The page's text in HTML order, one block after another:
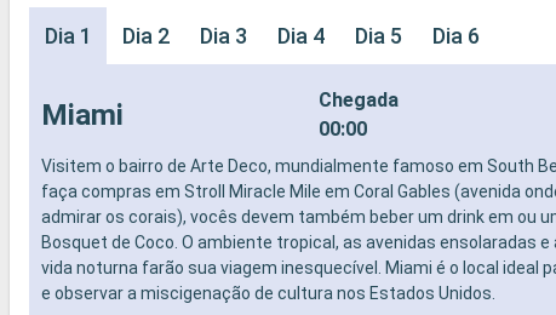
Dia 1 Dia 2 Dia 3 Dia 4 Dia 5 Dia 6
Miami
Chegada
00:00
Visitem o bairro de Arte Deco, mundialmente famoso em South
faça compras em Stroll Miracle Mile em Coral Gables (avenida
admirar os corais), vocês devem também beber um drink em ou
Bosquet de Coco. O ambiente tropical, as avenidas ensolaradas e
vida noturna farão sua viagem inesquecível. Miami é o local ideal
e observar a miscigenação de cultura nos Estados Unidos.